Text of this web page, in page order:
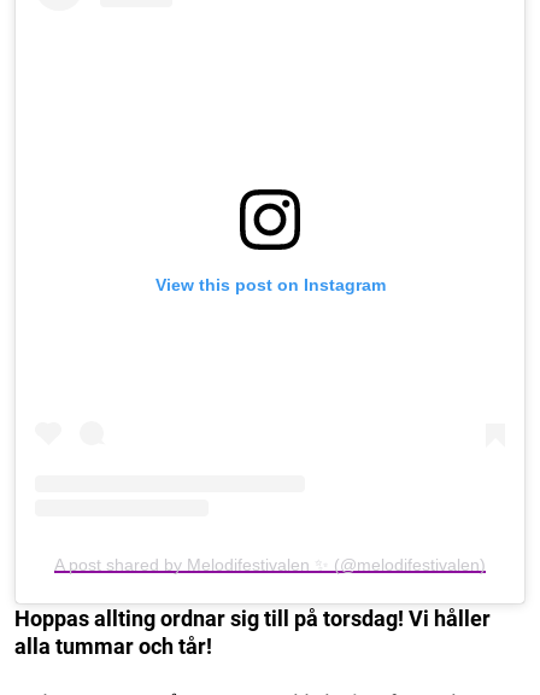
View this post on Instagram
A post shared by Melodifestivalen ✨ (@melodifestivalen)
Hoppas allting ordnar sig till på torsdag! Vi håller
alla tummar och tår!